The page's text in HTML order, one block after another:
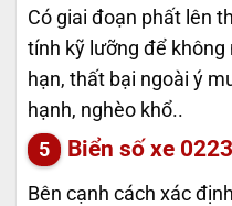
Có giai đoạn phất lên
tính kỹ lưỡng để không
hạn, thất bại ngoài ý
hạnh, nghèo khổ..
Biển số xe
Bên cạnh cách xác